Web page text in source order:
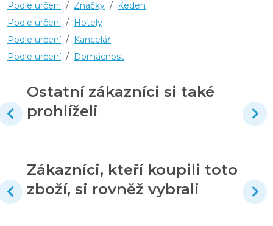
Podle určení / Značky / Keden
Podle určení / Hotely
Podle určení / Kancelář
Podle určení / Domácnost
Ostatní zákazníci si také
prohlíželi
Zákazníci, kteří koupili toto
zboží, si rovněž vybrali